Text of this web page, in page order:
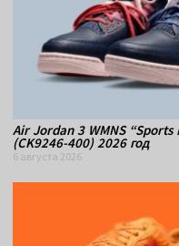
Air Jordan 3 WMNS “Sports
(CK9246-400) 2026 год
6 августа 2026